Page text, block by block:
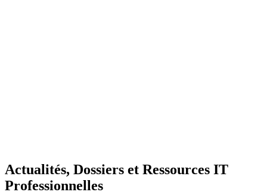
Actualités, Dossiers et Ressources IT
Professionnelles